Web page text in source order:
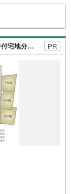
【大和ハウス】セキュレア田寺III（建築条件付宅地分譲） PR